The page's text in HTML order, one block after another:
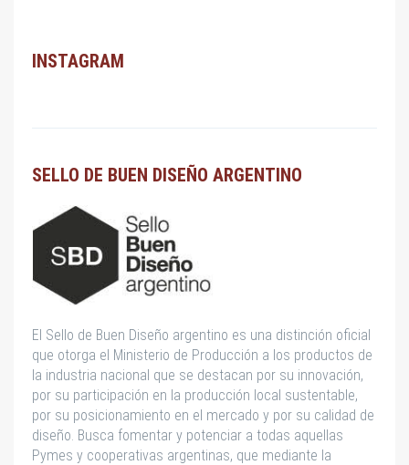
INSTAGRAM
SELLO DE BUEN DISEÑO ARGENTINO
El Sello de Buen Diseño argentino es una distinción oficial
que otorga el Ministerio de Producción a los productos de
la industria nacional que se destacan por su innovación,
por su participación en la producción local sustentable,
por su posicionamiento en el mercado y por su calidad de
diseño. Busca fomentar y potenciar a todas aquellas
Pymes y cooperativas argentinas, que mediante la